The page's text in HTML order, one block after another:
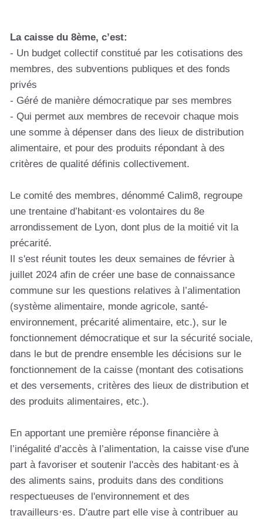
La caisse du 8ème, c’est:
- Un budget collectif constitué par les cotisations des
membres, des subventions publiques et des fonds
privés
- Géré de manière démocratique par ses membres
- Qui permet aux membres de recevoir chaque mois
une somme à dépenser dans des lieux de distribution
alimentaire, et pour des produits répondant à des
critères de qualité définis collectivement.
Le comité des membres, dénommé Calim8, regroupe
une trentaine d’habitant·es volontaires du 8e
arrondissement de Lyon, dont plus de la moitié vit la
précarité.
Il s'est réunit toutes les deux semaines de février à
juillet 2024 afin de créer une base de connaissance
commune sur les questions relatives à l’alimentation
(système alimentaire, monde agricole, santé-
environnement, précarité alimentaire, etc.), sur le
fonctionnement démocratique et sur la sécurité sociale,
dans le but de prendre ensemble les décisions sur le
fonctionnement de la caisse (montant des cotisations
et des versements, critères des lieux de distribution et
des produits alimentaires, etc.).
En apportant une première réponse financière à
l’inégalité d’accès à l’alimentation, la caisse vise d'une
part à favoriser et soutenir l'accès des habitant·es à
des aliments sains, produits dans des conditions
respectueuses de l'environnement et des
travailleurs·es. D'autre part elle vise à contribuer au